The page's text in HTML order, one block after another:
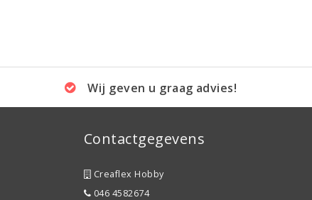
Wij geven u graag advies!
Contactgegevens
Creaflex Hobby
046 4582674